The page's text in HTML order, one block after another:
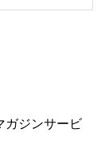
ガジンサービ